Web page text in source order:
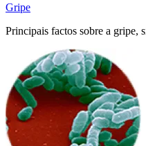
Gripe
Principais factos sobre a gripe,